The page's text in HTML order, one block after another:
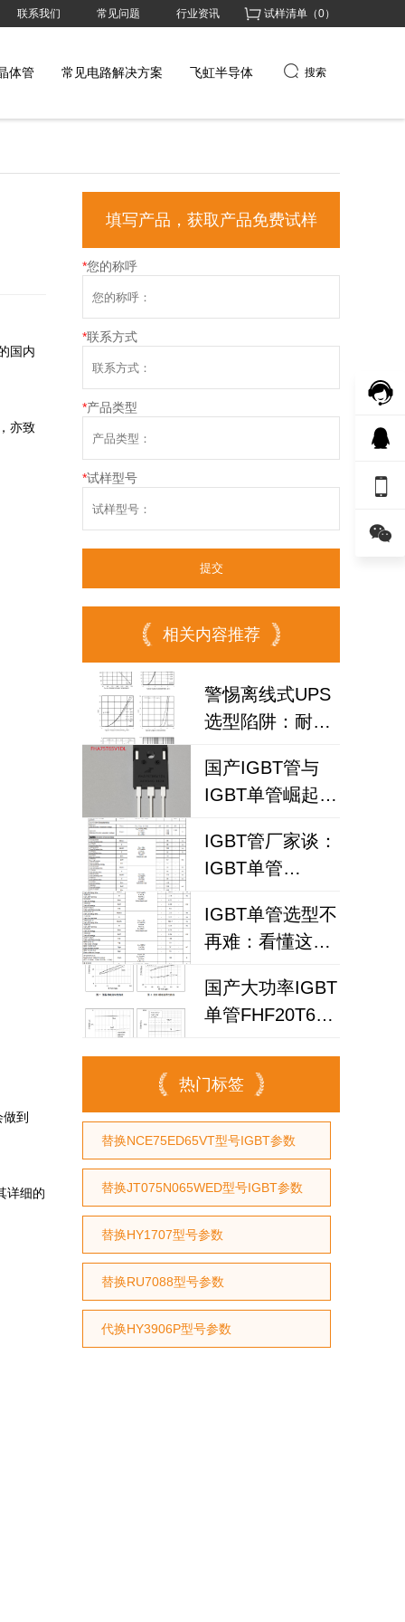
联系我们 常见问题 行业资讯 试样清单（0）
体管 常见电路解决方案 飞虹半导体 搜索
国内
亦致
到
详细的
填写产品，获取产品免费试样
*您的称呼
*联系方式
*产品类型
*试样型号
相关内容推荐
警惕离线式UPS
选型陷阱：耐压
FHA25T120A如
何破解散热失效
风险？
国产IGBT管与
IGBT单管崛起：
为何赢得工程师
青睐？igbt单管
厂家选型参考
IGBT管厂家谈：
IGBT单管
代替仙童
IGBT单管选型不
再难：看懂这个
计效率提升事半
功倍
国产大功率IGBT
单管FHF20T60A
NCE20TD60BF
省成本30%
热门标签
替换NCE75ED65VT型号IGBT参数
替换JT075N065WED型号IGBT参数
替换HY1707型号参数
替换RU7088型号参数
代换HY3906P型号参数

